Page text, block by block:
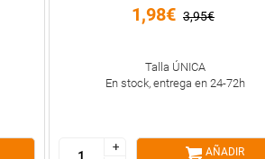
1,98€ 3,95€
Talla ÚNICA
En stock, entrega en 24-72h
+
+
AÑADIR